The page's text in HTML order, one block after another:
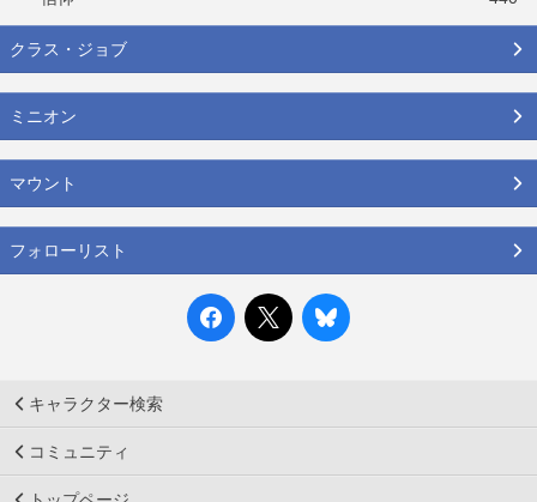
クラス・ジョブ
ミニオン
マウント
フォローリスト
キャラクター検索
コミュニティ